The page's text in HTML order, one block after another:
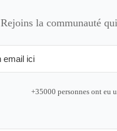
Rejoins la communauté
+35000 personnes ont eu